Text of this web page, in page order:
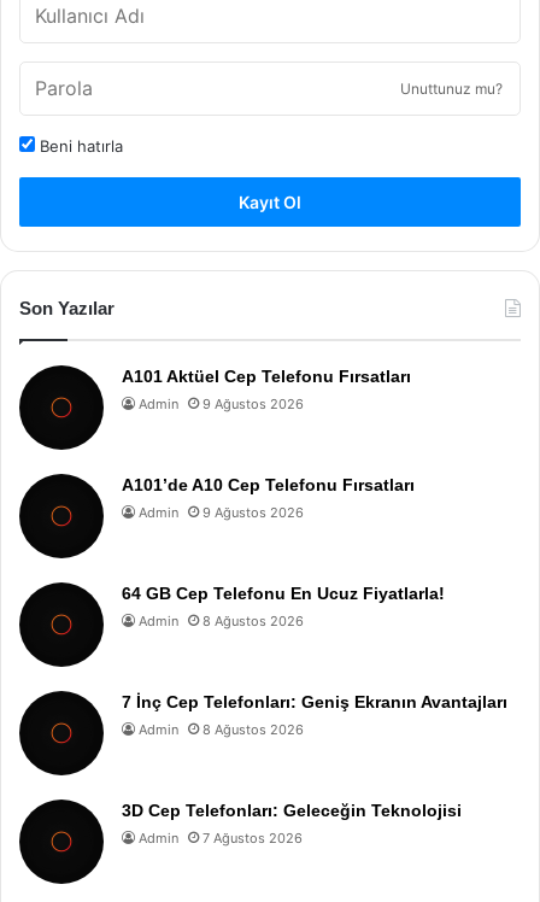
Unuttunuz mu?
Beni hatırla
Kayıt Ol
Son Yazılar
A101 Aktüel Cep Telefonu Fırsatları
Admin 9 Ağustos 2026
A101’de A10 Cep Telefonu Fırsatları
Admin 9 Ağustos 2026
64 GB Cep Telefonu En Ucuz Fiyatlarla!
Admin 8 Ağustos 2026
7 İnç Cep Telefonları: Geniş Ekranın Avantajları
Admin 8 Ağustos 2026
3D Cep Telefonları: Geleceğin Teknolojisi
Admin 7 Ağustos 2026